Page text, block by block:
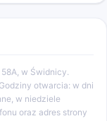
w Świdnicy.
otwarcia: w dni
w niedziele
oraz adres strony